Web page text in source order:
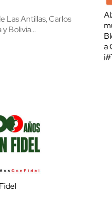
Las Antillas, Carlos
y Bolivia…
a